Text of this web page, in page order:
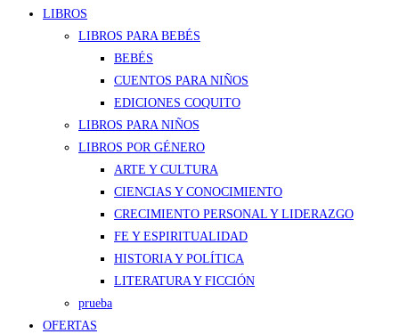
LIBROS
LIBROS PARA BEBÉS
BEBÉS
CUENTOS PARA NIÑOS
EDICIONES COQUITO
LIBROS PARA NIÑOS
LIBROS POR GÉNERO
ARTE Y CULTURA
CIENCIAS Y CONOCIMIENTO
CRECIMIENTO PERSONAL Y LIDERAZGO
FE Y ESPIRITUALIDAD
HISTORIA Y POLÍTICA
LITERATURA Y FICCIÓN
prueba
OFERTAS